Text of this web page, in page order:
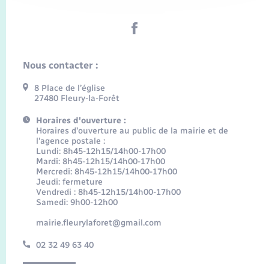
Nous contacter :
8 Place de l’église
27480 Fleury-la-Forêt
Horaires d'ouverture :
Horaires d’ouverture au public de la mairie et de
l’agence postale :
Lundi: 8h45-12h15/14h00-17h00
Mardi: 8h45-12h15/14h00-17h00
Mercredi: 8h45-12h15/14h00-17h00
Jeudi: fermeture
Vendredi : 8h45-12h15/14h00-17h00
Samedi: 9h00-12h00
mairie.fleurylaforet@gmail.com
02 32 49 63 40